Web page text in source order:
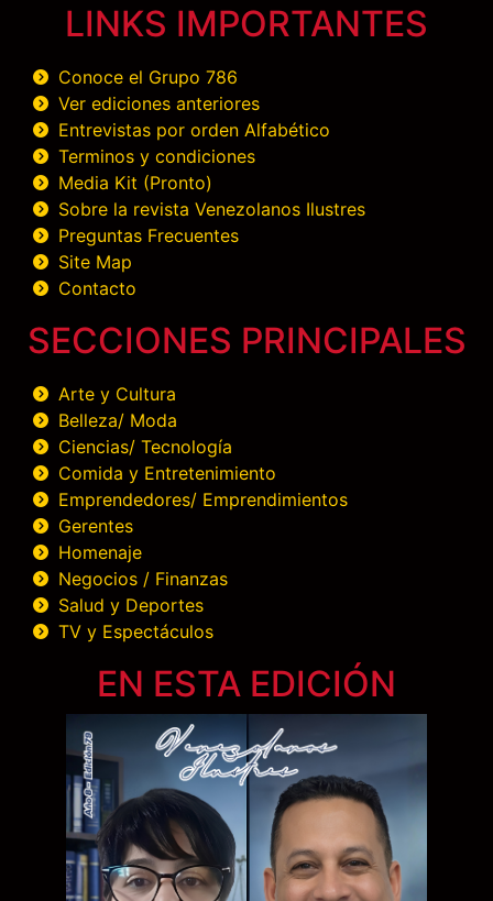
LINKS IMPORTANTES
Conoce el Grupo 786
Ver ediciones anteriores
Entrevistas por orden Alfabético
Terminos y condiciones
Media Kit (Pronto)
Sobre la revista Venezolanos Ilustres
Preguntas Frecuentes
Site Map
Contacto
SECCIONES PRINCIPALES
Arte y Cultura
Belleza/ Moda
Ciencias/ Tecnología
Comida y Entretenimiento
Emprendedores/ Emprendimientos
Gerentes
Homenaje
Negocios / Finanzas
Salud y Deportes
TV y Espectáculos
EN ESTA EDICIÓN